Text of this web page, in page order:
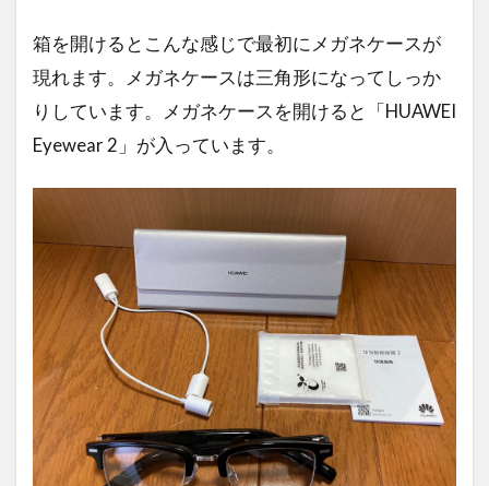
箱を開けるとこんな感じで最初にメガネケースが
現れます。メガネケースは三角形になってしっか
りしています。メガネケースを開けると「HUAWEI
Eyewear 2」が入っています。